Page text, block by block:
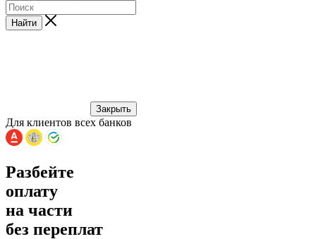
Найти
Закрыть
Для клиентов всех банков
Разбейте
оплату
на части
без переплат